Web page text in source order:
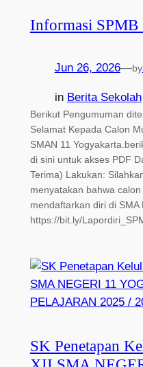
Informasi SPMB
Jun 26, 2026—by
in Berita Sekolah
Berikut Pengumuman
Selamat Kepada Calon
SMAN 11
di sini untuk akses PDF
Terima) Lakukan:
menyatakan bahwa
mendaftarkan diri di SMA
https://bit.ly/
SK Penetapan